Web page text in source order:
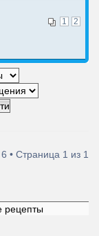
1 2
• Страница 1 из 1